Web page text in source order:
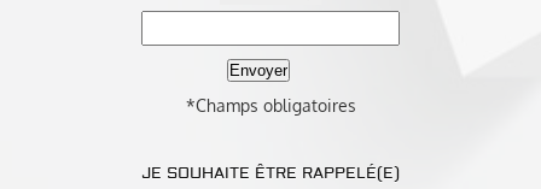
*Champs obligatoires
JE SOUHAITE ÊTRE RAPPELÉ(E)